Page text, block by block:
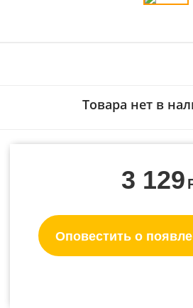
Товара нет в
3 129
Оповестить о